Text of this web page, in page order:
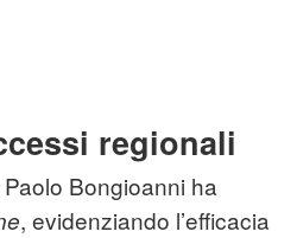
regionali
Bongioanni ha
, evidenziando l’efficacia